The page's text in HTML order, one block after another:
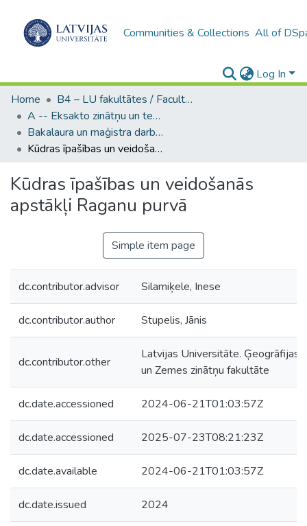
Communities & Collections All of
Log In
Home
B4 – LU fakultātes / Faculties of the UL
A -- Eksakto zinātņu un tehnoloģiju fakultāte / Faculty of Science and Technology
Bakalaura un maģistra darbi (EZTF) / Bachelor's and Master's theses
Kūdras īpašības un veidošanās apstākļi Raganu purvā
Kūdras īpašības un veidošanās
apstākļi Raganu purvā
Simple item page
dc.contributor.advisor Silamiķele, Inese
dc.contributor.author Stupelis, Jānis
dc.contributor.other
Latvijas Universitāte. Ģeogrāfijas
un Zemes zinātņu fakultāte
dc.date.accessioned 2024-06-21T01:03:57Z
dc.date.accessioned 2025-07-23T08:21:23Z
dc.date.available 2024-06-21T01:03:57Z
dc.date.issued 2024